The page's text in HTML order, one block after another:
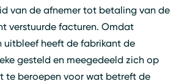
van de afnemer tot betaling van de
verstuurde facturen. Omdat
uitbleef heeft de fabrikant de
gesteld en meegedeeld zich op
te beroepen voor wat betreft de